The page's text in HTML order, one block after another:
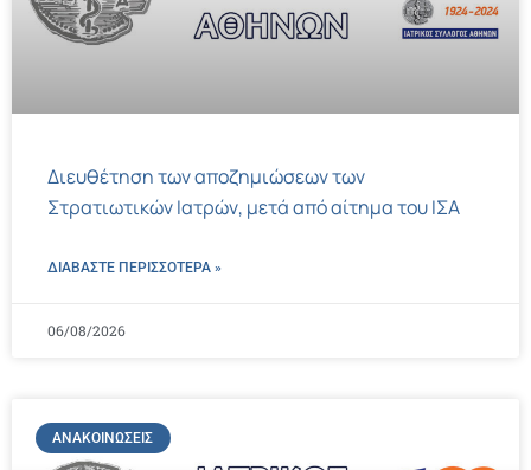
Διευθέτηση των αποζημιώσεων των
Στρατιωτικών Ιατρών, μετά από αίτημα του ΙΣΑ
ΔΙΑΒΑΣΤΕ ΠΕΡΙΣΣΌΤΕΡΑ »
06/08/2026
ΑΝΑΚΟΙΝΏΣΕΙΣ